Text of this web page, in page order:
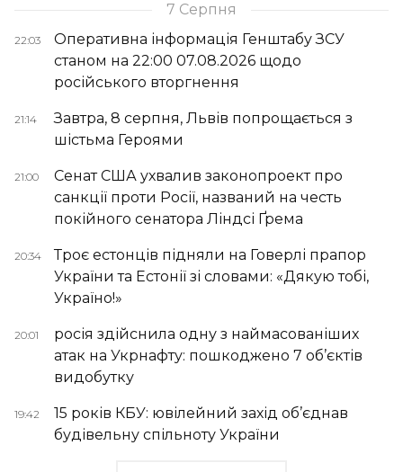
7 Серпня
22:03
Оперативна інформація Генштабу ЗСУ
станом на 22:00 07.08.2026 щодо
російського вторгнення
21:14
Завтра, 8 серпня, Львів попрощається з
шістьма Героями
21:00
Сенат США ухвалив законопроект про
санкції проти Росії, названий на честь
покійного сенатора Ліндсі Ґрема
20:34
Троє естонців підняли на Говерлі прапор
України та Естонії зі словами: «Дякую тобі,
Україно!»
20:01
росія здійснила одну з наймасованіших
атак на Укрнафту: пошкоджено 7 об’єктів
видобутку
19:42
15 років КБУ: ювілейний захід об’єднав
будівельну спільноту України